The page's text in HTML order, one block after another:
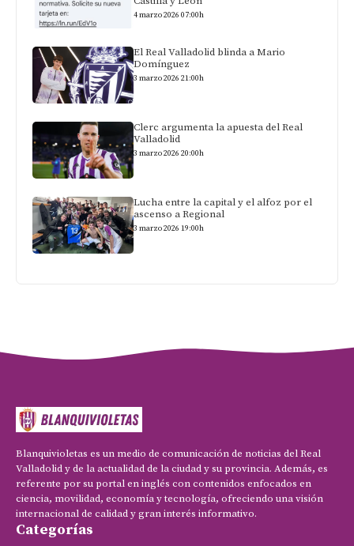
4 marzo 2026 07:00h
El Real Valladolid blinda a Mario
Domínguez
3 marzo 2026 21:00h
Clerc argumenta la apuesta del Real
Valladolid
3 marzo 2026 20:00h
Lucha entre la capital y el alfoz por el
ascenso a Regional
3 marzo 2026 19:00h
Blanquivioletas es un medio de comunicación de noticias del Real
Valladolid y de la actualidad de la ciudad y su provincia. Además, es
referente por su portal en inglés con contenidos enfocados en
ciencia, movilidad, economía y tecnología, ofreciendo una visión
internacional de calidad y gran interés informativo.
Categorías